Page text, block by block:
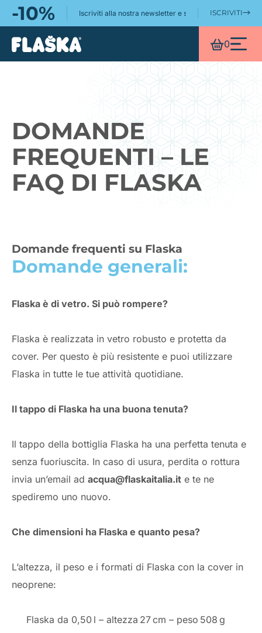
https://www.flaskaitalia.it/
-10% Iscriviti alla nostra newsletter e scopri ancora meglio il
ISCRIVITI
0
DOMANDE
FREQUENTI – LE
FAQ DI FLASKA
Domande frequenti su Flaska
Domande generali:
Flaska è di vetro. Si può rompere?
Flaska è realizzata in vetro robusto e protetta da
cover. Per questo è più resistente e puoi utilizzare
Flaska in tutte le tue attività quotidiane.
Il tappo di Flaska ha una buona tenuta?
Il tappo della bottiglia Flaska ha una perfetta tenuta e
senza fuoriuscita. In caso di usura, perdita o rottura
invia un’email ad acqua@flaskaitalia.it e te ne
spediremo uno nuovo.
Che dimensioni ha Flaska e quanto pesa?
L’altezza, il peso e i formati di Flaska con la cover in
neoprene:
Flaska da 0,50 l – altezza 27 cm – peso 508 g